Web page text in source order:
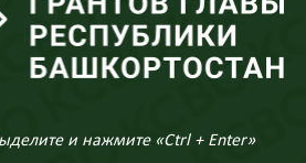
и нажмите «Ctrl + Enter»